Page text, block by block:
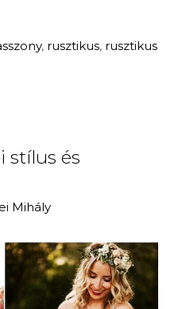
, rusztikus, rusztikus
stílus és
Mihály